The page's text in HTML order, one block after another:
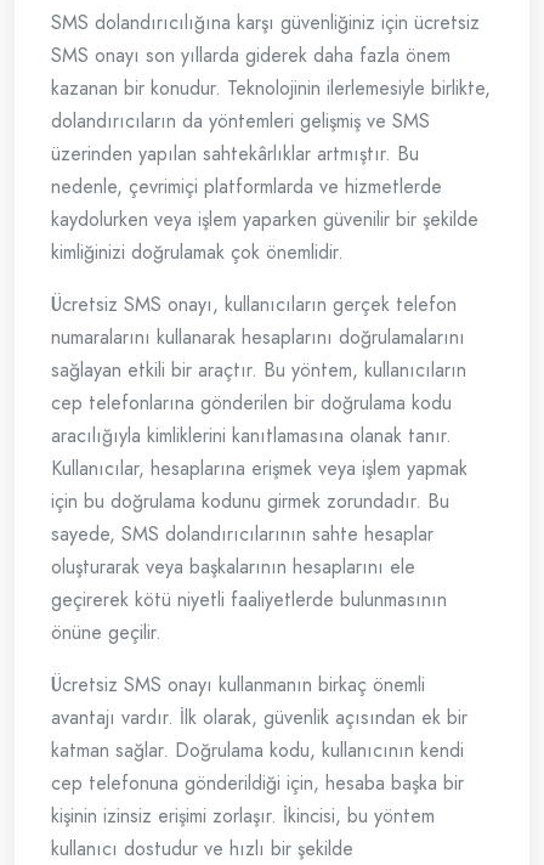
SMS dolandırıcılığına karşı güvenliğiniz için ücretsiz
SMS onayı son yıllarda giderek daha fazla önem
kazanan bir konudur. Teknolojinin ilerlemesiyle birlikte,
dolandırıcıların da yöntemleri gelişmiş ve SMS
üzerinden yapılan sahtekârlıklar artmıştır. Bu
nedenle, çevrimiçi platformlarda ve hizmetlerde
kaydolurken veya işlem yaparken güvenilir bir şekilde
kimliğinizi doğrulamak çok önemlidir.
Ücretsiz SMS onayı, kullanıcıların gerçek telefon
numaralarını kullanarak hesaplarını doğrulamalarını
sağlayan etkili bir araçtır. Bu yöntem, kullanıcıların
cep telefonlarına gönderilen bir doğrulama kodu
aracılığıyla kimliklerini kanıtlamasına olanak tanır.
Kullanıcılar, hesaplarına erişmek veya işlem yapmak
için bu doğrulama kodunu girmek zorundadır. Bu
sayede, SMS dolandırıcılarının sahte hesaplar
oluşturarak veya başkalarının hesaplarını ele
geçirerek kötü niyetli faaliyetlerde bulunmasının
önüne geçilir.
Ücretsiz SMS onayı kullanmanın birkaç önemli
avantajı vardır. İlk olarak, güvenlik açısından ek bir
katman sağlar. Doğrulama kodu, kullanıcının kendi
cep telefonuna gönderildiği için, hesaba başka bir
kişinin izinsiz erişimi zorlaşır. İkincisi, bu yöntem
kullanıcı dostudur ve hızlı bir şekilde